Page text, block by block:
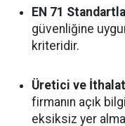
EN 71
güvenliğine
kriteridir.
Üretici ve
firmanın açık
eksiksiz yer